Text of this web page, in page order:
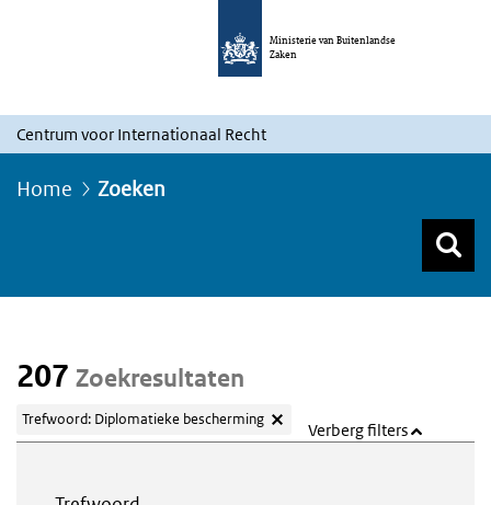
Ministerie van Buitenlandse
Zaken
Centrum voor Internationaal Recht
Home Zoeken
207 Zoekresultaten
Trefwoord: Diplomatieke bescherming
Verberg filters